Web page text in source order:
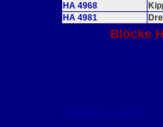
HA 4968
HA 4981
Blöcke
KOMPAKT & LEICHT